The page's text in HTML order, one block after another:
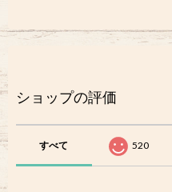
ショップの評価
すべて 520